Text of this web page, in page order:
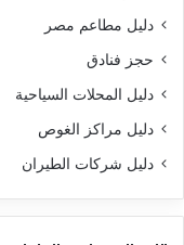
دليل مطاعم مصر
حجز فنادق
دليل المحلات السياحية
دليل مراكز الغوص
دليل شركات الطيران